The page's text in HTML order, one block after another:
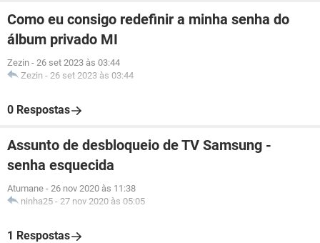
Como eu consigo redefinir a minha senha do
álbum privado MI
Zezin - 26 set 2023 às 03:44
Zezin - 26 set 2023 às 03:44
0 Respostas
Assunto de desbloqueio de TV Samsung -
senha esquecida
Atumane - 26 nov 2020 às 11:38
ninha25 - 27 nov 2020 às 05:05
1 Respostas